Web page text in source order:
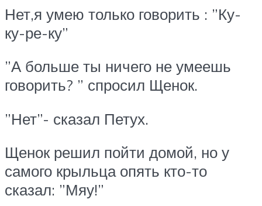
Нет,я умею только говорить : ”Ку-
ку-ре-ку”
”А больше ты ничего не умеешь
говорить? ” спросил Щенок.
”Нет”- сказал Петух.
Щенок решил пойти домой, но у
самого крыльца опять кто-то
сказал: ”Мяу!”